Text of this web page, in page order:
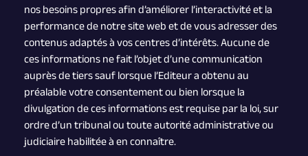
nos besoins propres afin d’améliorer l’interactivité et la
performance de notre site web et de vous adresser des
contenus adaptés à vos centres d’intérêts. Aucune de
ces informations ne fait l’objet d’une communication
auprès de tiers sauf lorsque l’Editeur a obtenu au
préalable votre consentement ou bien lorsque la
divulgation de ces informations est requise par la loi, sur
ordre d’un tribunal ou toute autorité administrative ou
judiciaire habilitée à en connaître.